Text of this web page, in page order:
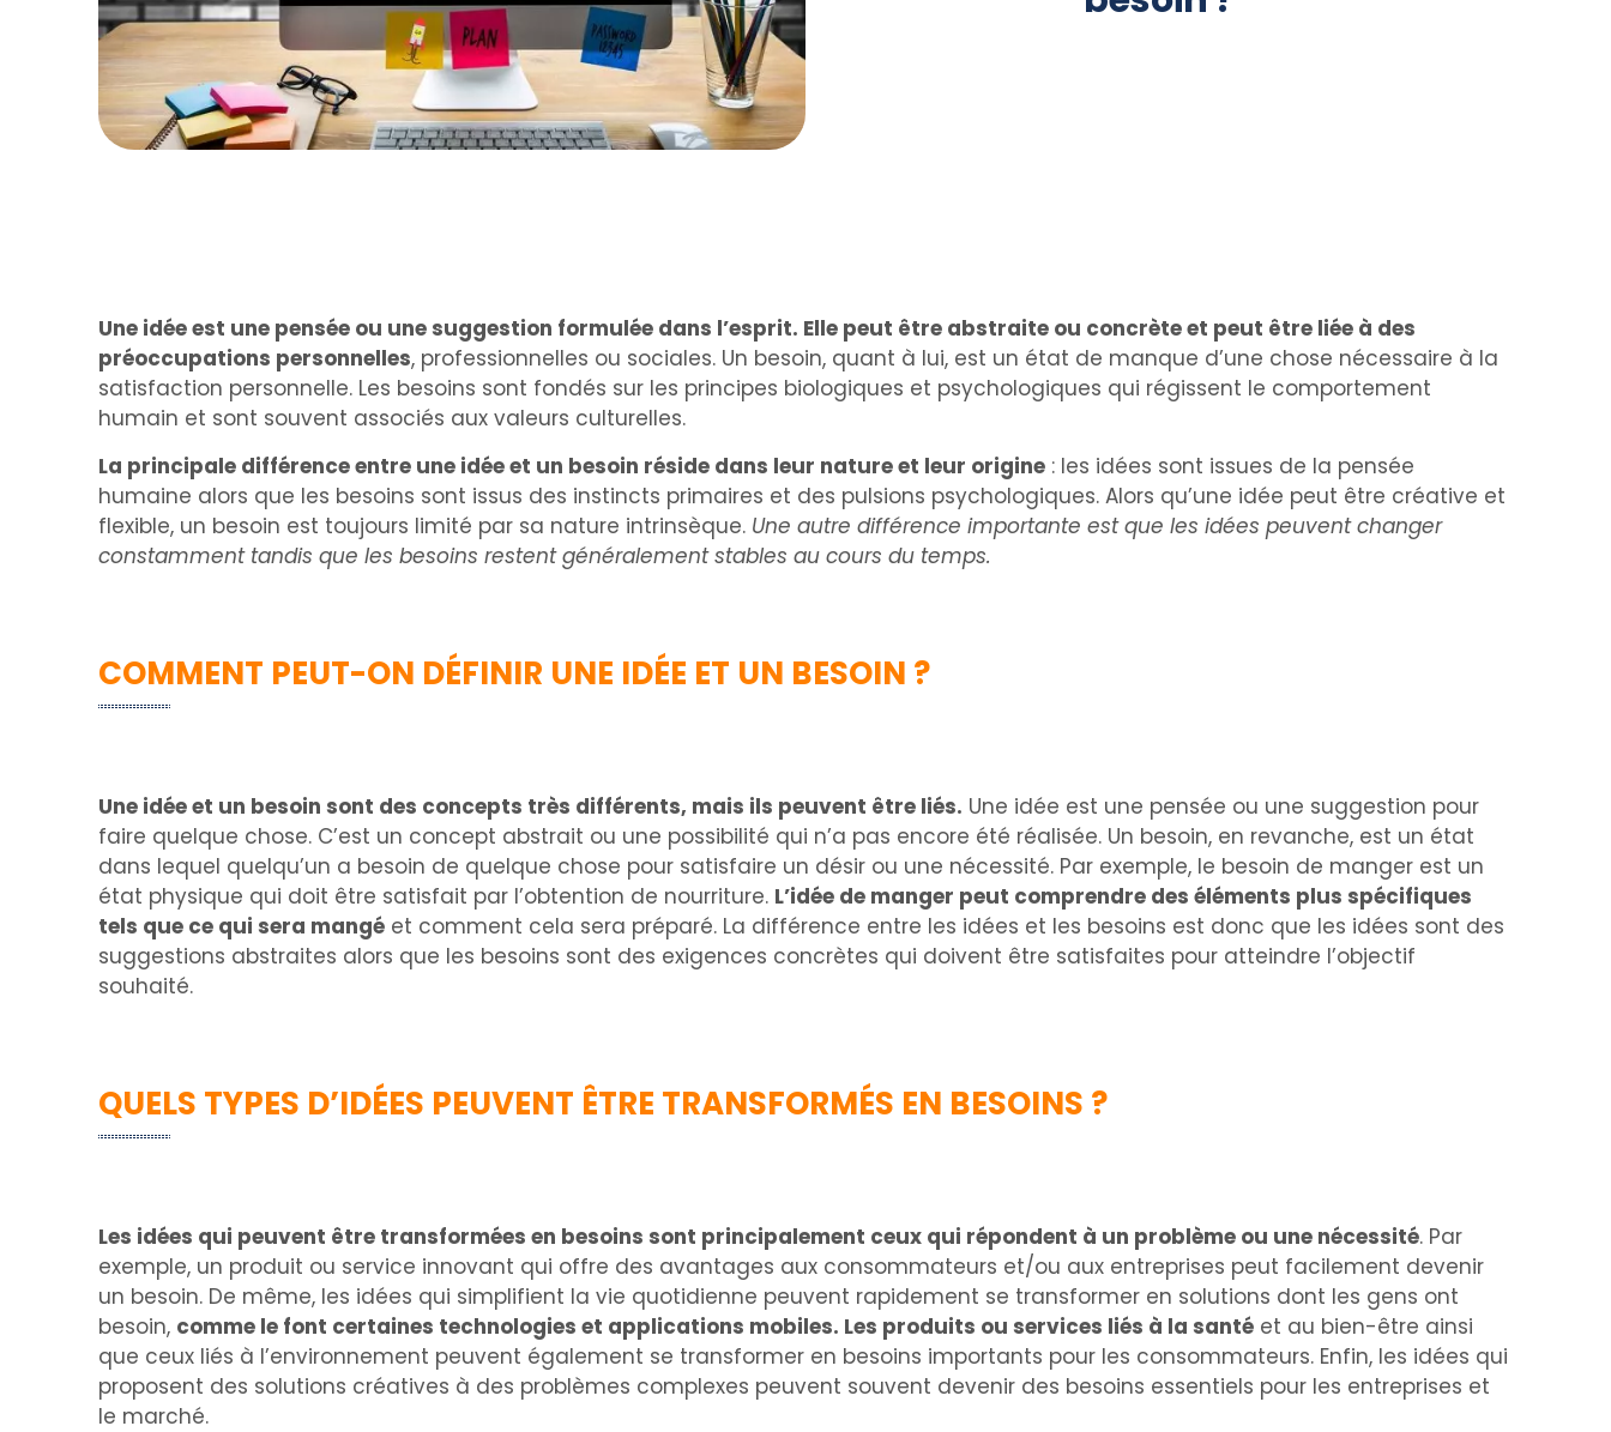
Une idée est une pensée ou une suggestion formulée dans l’esprit. Elle peut être abstraite ou concrète et peut être liée à des
préoccupations personnelles, professionnelles ou sociales. Un besoin, quant à lui, est un état de manque d’une chose nécessaire à la
satisfaction personnelle. Les besoins sont fondés sur les principes biologiques et psychologiques qui régissent le comportement
humain et sont souvent associés aux valeurs culturelles.
La principale différence entre une idée et un besoin réside dans leur nature et leur origine : les idées sont issues de la pensée
humaine alors que les besoins sont issus des instincts primaires et des pulsions psychologiques. Alors qu’une idée peut être créative et
flexible, un besoin est toujours limité par sa nature intrinsèque. Une autre différence importante est que les idées peuvent changer
constamment tandis que les besoins restent généralement stables au cours du temps.
COMMENT PEUT-ON DÉFINIR UNE IDÉE ET UN BESOIN ?
Une idée et un besoin sont des concepts très différents, mais ils peuvent être liés. Une idée est une pensée ou une suggestion pour
faire quelque chose. C’est un concept abstrait ou une possibilité qui n’a pas encore été réalisée. Un besoin, en revanche, est un état
dans lequel quelqu’un a besoin de quelque chose pour satisfaire un désir ou une nécessité. Par exemple, le besoin de manger est un
état physique qui doit être satisfait par l’obtention de nourriture. L’idée de manger peut comprendre des éléments plus spécifiques
tels que ce qui sera mangé et comment cela sera préparé. La différence entre les idées et les besoins est donc que les idées sont des
suggestions abstraites alors que les besoins sont des exigences concrètes qui doivent être satisfaites pour atteindre l’objectif
souhaité.
QUELS TYPES D’IDÉES PEUVENT ÊTRE TRANSFORMÉS EN BESOINS ?
Les idées qui peuvent être transformées en besoins sont principalement ceux qui répondent à un problème ou une nécessité. Par
exemple, un produit ou service innovant qui offre des avantages aux consommateurs et/ou aux entreprises peut facilement devenir
un besoin. De même, les idées qui simplifient la vie quotidienne peuvent rapidement se transformer en solutions dont les gens ont
besoin, comme le font certaines technologies et applications mobiles. Les produits ou services liés à la santé et au bien-être ainsi
que ceux liés à l’environnement peuvent également se transformer en besoins importants pour les consommateurs. Enfin, les idées qui
proposent des solutions créatives à des problèmes complexes peuvent souvent devenir des besoins essentiels pour les entreprises et
le marché.